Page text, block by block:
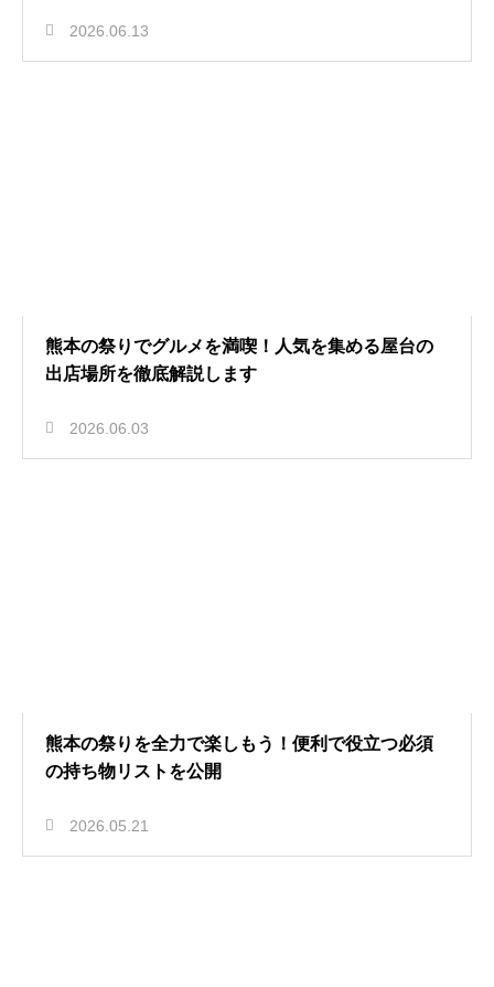
2026.06.13
熊本の祭りでグルメを満喫！人気を集める屋台の
出店場所を徹底解説します
2026.06.03
熊本の祭りを全力で楽しもう！便利で役立つ必須
の持ち物リストを公開
2026.05.21